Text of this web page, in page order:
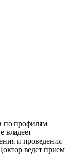
по профилям
владеет
и проведения
ведет прием